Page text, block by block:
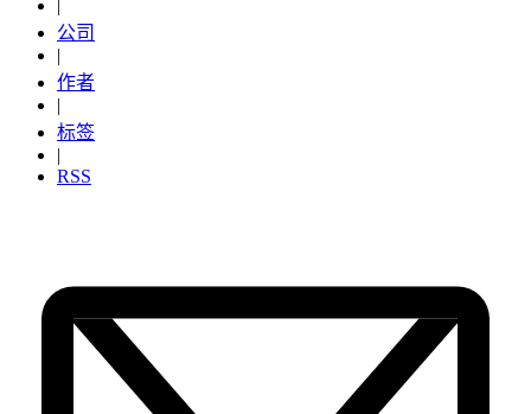
|
公司
|
作者
|
标签
|
RSS